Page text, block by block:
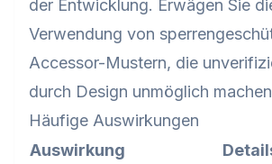
der Entwicklung. Erwägen Sie
Verwendung von
Accessor-Mustern, die
durch Design unmöglich
Häufige Auswirkungen
Auswirkung